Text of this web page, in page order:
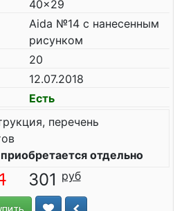
40x29
Aida №14 с нанесенным
рисунком
20
12.07.2018
Есть
перечень
отдельно
301